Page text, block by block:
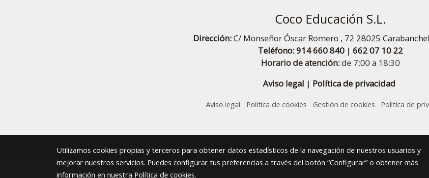
Coco Educación S.L.
Dirección:C/ Monseñor Óscar Romero , 72 28025
Teléfono:914 660 840| 662 07 10 22
Horario de atención:de 7:00 a 18:30
Aviso legal | Política de privacidad
Aviso legal Política de cookies Gestión de cookies Política de
Utilizamos cookies propias y terceros para obtener datos estadísticos de la navegación de nuestros usuarios y
mejorar nuestros servicios. Puedes configurar tus preferencias a través del botón “Configurar” o obtener más
información en nuestra Política de cookies.